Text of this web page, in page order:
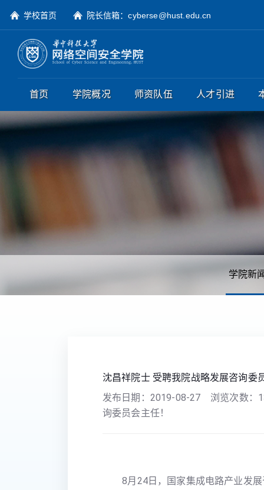
学校首页 院长信箱：cyberse@hust.edu.cn
首页 学院概况 师资队伍 人才引进
学院新
沈昌祥院士 受聘我院战略发展咨询委
发布日期： 2019-08-27 浏览次数：
询委员会主任！
8月24日，国家集成电路产业发展